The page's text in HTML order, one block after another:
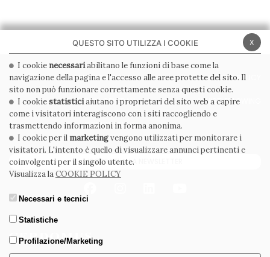
PRIVACY POLICY COOKIE POLICY
CONDIZIONI GENERALI WHISTLEBLOWING
CODICE ETICO
ISCRIVITI ALLA NEWSLETTER
x
QUESTO SITO UTILIZZA I COOKIE
I cookie necessariabilitano le funzioni di base come la
navigazione della pagina e l'accesso alle aree protette del sito. Il
sito non può funzionare correttamente senza questi cookie.
I cookiestatisticiaiutano i proprietari del sito web a capire
come i visitatori interagiscono con i siti raccogliendo e
trasmettendo informazioni in forma anonima.
I cookie per il marketingvengono utilizzati per monitorare i
visitatori. L'intento è quello di visualizzare annunci pertinenti e
coinvolgenti per il singolo utente.
Visualizza laCOOKIE POLICY
Necessari e tecnici
Statistiche
Profilazione/Marketing